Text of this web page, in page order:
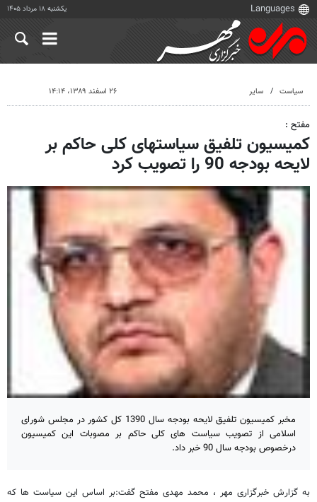
یکشنبه ۱۸ مرداد ۱۴۰۵
سیاست سایر ۲۶ اسفند ۱۳۸۹، ۱۴:۱۴
مفتح :
کمیسیون تلفیق سیاستهای کلی حاکم بر
لایحه بودجه 90 را تصویب کرد
مخبر کمیسیون تلفیق لایحه بودجه سال 1390 کل کشور در مجلس شورای
اسلامی از تصویب سیاست های کلی حاکم بر مصوبات این کمیسیون
درخصوص بودجه سال 90 خبر داد.
به گزارش خبرگزاری مهر ، محمد مهدی مفتح گفت:بر اساس این سیاست ها که